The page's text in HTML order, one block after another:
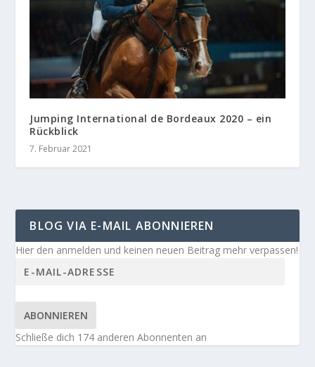
Jumping International de Bordeaux 2020 – ein
Rückblick
7. Februar 2021
BLOG VIA E-MAIL ABONNIEREN
Hier den anmelden und keinen neuen Beitrag mehr verpassen!
ABONNIEREN
Schließe dich 174 anderen Abonnenten an